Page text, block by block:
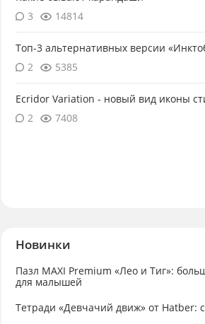
3
14814
Топ-3 альтернативных версии
2
5385
Ecridor Variation - новый вид иконы
2
7408
Новинки
Пазл MAXI Premium «Лео и Тиг»:
для малышей
Тетради «Девчачий движ» от Hatber: